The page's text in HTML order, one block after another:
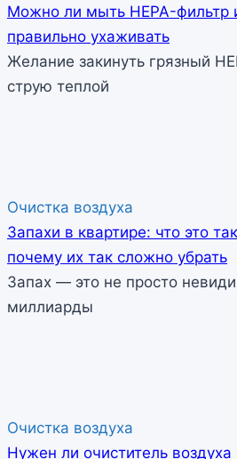
Можно ли мыть HEPA-фильтр
правильно ухаживать
Желание закинуть грязный
струю теплой
Очистка воздуха
Запахи в квартире: что это
почему их так сложно убрать
Запах — это не просто
миллиарды
Очистка воздуха
Нужен ли очиститель